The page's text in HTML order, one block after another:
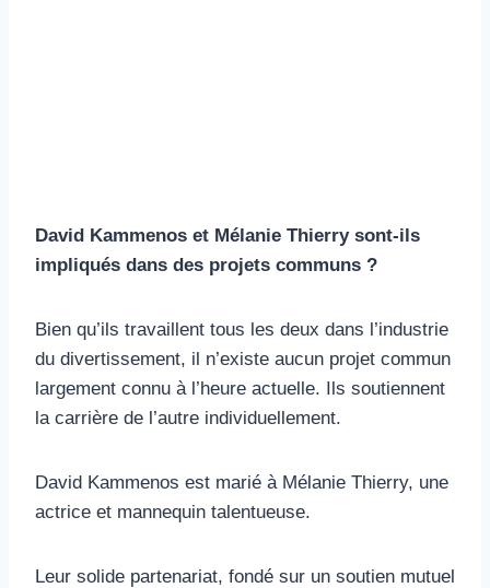
David Kammenos et Mélanie Thierry sont-ils
impliqués dans des projets communs ?
Bien qu’ils travaillent tous les deux dans l’industrie
du divertissement, il n’existe aucun projet commun
largement connu à l’heure actuelle. Ils soutiennent
la carrière de l’autre individuellement.
David Kammenos est marié à Mélanie Thierry, une
actrice et mannequin talentueuse.
Leur solide partenariat, fondé sur un soutien mutuel